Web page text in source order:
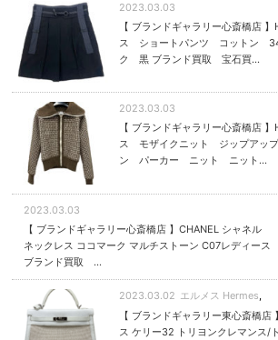
2023.03.03
【 ブランドギャラリー心斎橋店
ス ショートパンツ コットン
ク 黒 ブランド買取 宝石買...
2023.03.03
【 ブランドギャラリー心斎橋店
ス モザイクニット ジップアッ
ン パーカー ニット ニット...
2023.03.03
【 ブランドギャラリー心斎橋店 】CHANEL シャネル
ネックレス ココマーク マルチストーン C07レディース
ブランド買取 ...
2023.03.02 エルメス Hermes
【 ブランドギャラリー東心斎橋
ス ケリー32 トリヨンクレマン